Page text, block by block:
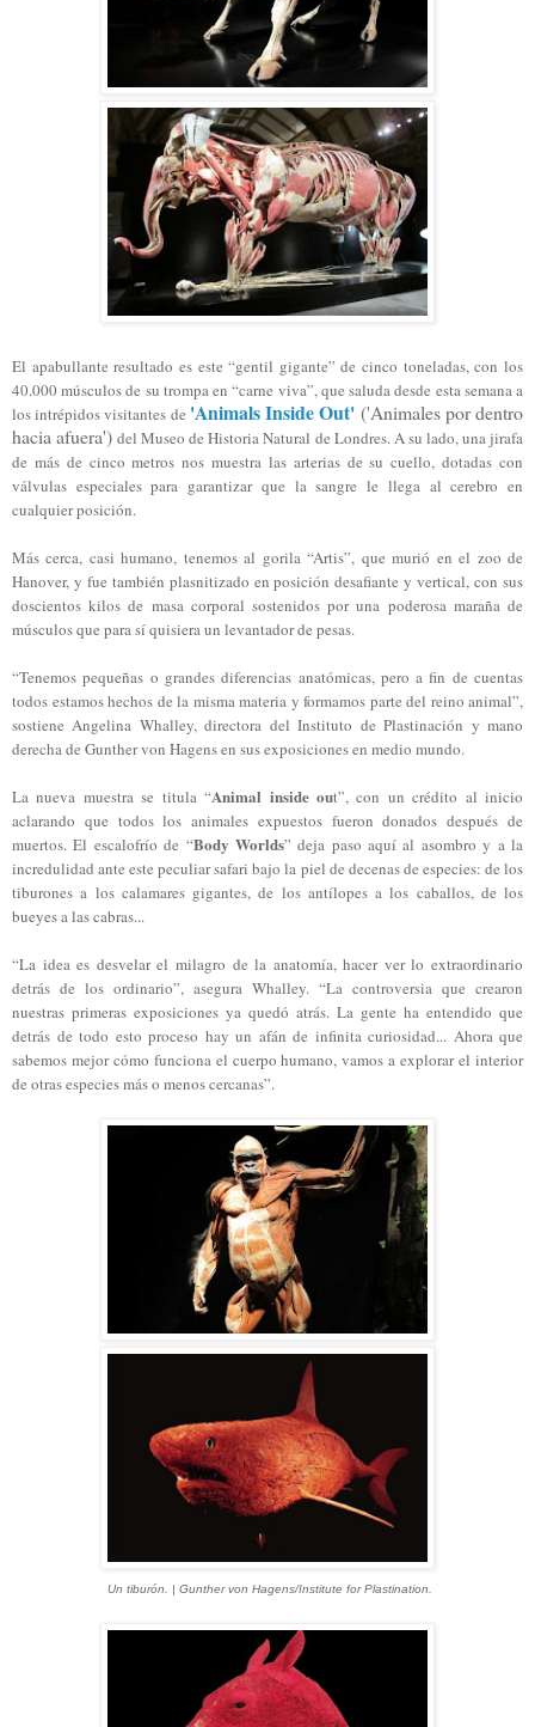
El apabullante resultado es este “gentil gigante” de cinco toneladas, con los
40.000 músculos de su trompa en “carne viva”, que saluda desde esta semana a
los intrépidos visitantes de 'Animals Inside Out' ('Animales por dentro
hacia afuera')del Museo de Historia Natural de Londres. A su lado, una jirafa
de más de cinco metros nos muestra las arterias de su cuello, dotadas con
válvulas especiales para garantizar que la sangre le llega al cerebro en
cualquier posición.
Más cerca, casi humano, tenemos al gorila “Artis”, que murió en el zoo de
Hanover, y fue también plasnitizado en posición desafiante y vertical, con sus
doscientos kilos de masa corporal sostenidos por una poderosa maraña de
músculos que para sí quisiera un levantador de pesas.
“Tenemos pequeñas o grandes diferencias anatómicas, pero a fin de cuentas
todos estamos hechos de la misma materia y formamos parte del reino animal”,
sostiene Angelina Whalley, directora del Instituto de Plastinación y mano
derecha de Gunther von Hagens en sus exposiciones en medio mundo.
La nueva muestra se titula “Animal inside out”, con un crédito al inicio
aclarando que todos los animales expuestos fueron donados después de
muertos. El escalofrío de “Body Worlds” deja paso aquí al asombro y a la
incredulidad ante este peculiar safari bajo la piel de decenas de especies: de los
tiburones a los calamares gigantes, de los antílopes a los caballos, de los
bueyes a las cabras...
“La idea es desvelar el milagro de la anatomía, hacer ver lo extraordinario
detrás de los ordinario”, asegura Whalley. “La controversia que crearon
nuestras primeras exposiciones ya quedó atrás. La gente ha entendido que
detrás de todo esto proceso hay un afán de infinita curiosidad... Ahora que
sabemos mejor cómo funciona el cuerpo humano, vamos a explorar el interior
de otras especies más o menos cercanas”.
Un tiburón. | Gunther von Hagens/Institute for Plastination.